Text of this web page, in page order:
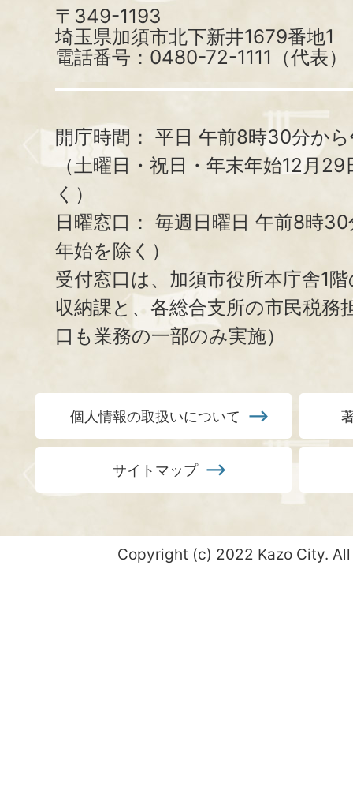
〒349-1193
埼玉県加須市北下新井1679番地1
電話番号：0480-72-1111（代表）
開庁時間： 平日 午前8時30分か
（土曜日・祝日・年末年始12月
く）
日曜窓口： 毎週日曜日 午前8時
年始を除く）
受付窓口は、加須市役所本庁舎1
収納課と、 各総合支所の市民税務
口も業務の一部のみ実施）
個人情報の取扱いについて
サイトマップ
Copyright (c) 2022 Kazo City.